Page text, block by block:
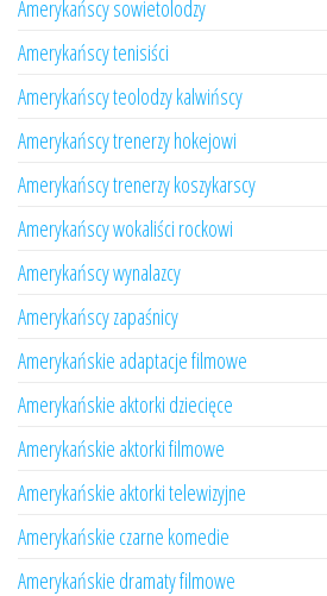
Amerykańscy sowietolodzy
Amerykańscy tenisiści
Amerykańscy teolodzy kalwińscy
Amerykańscy trenerzy hokejowi
Amerykańscy trenerzy koszykarscy
Amerykańscy wokaliści rockowi
Amerykańscy wynalazcy
Amerykańscy zapaśnicy
Amerykańskie adaptacje filmowe
Amerykańskie aktorki dziecięce
Amerykańskie aktorki filmowe
Amerykańskie aktorki telewizyjne
Amerykańskie czarne komedie
Amerykańskie dramaty filmowe